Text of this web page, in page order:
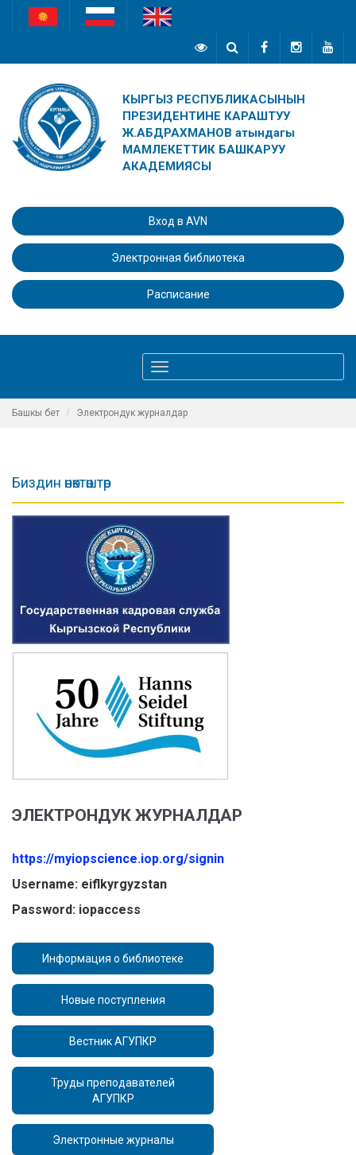
КЫРГЫЗ РЕСПУБЛИКАСЫНЫН
ПРЕЗИДЕНТИНЕ КАРАШТУУ
Ж.АБДРАХМАНОВ атындагы
МАМЛЕКЕТТИК БАШКАРУУ
АКАДЕМИЯСЫ
Вход в AVN
Электронная библиотека
Расписание
navigation
Башкы бет Электрондук журналдар
Биздин өнөктөштөр
ЭЛЕКТРОНДУК ЖУРНАЛДАР
https://myiopscience.iop.org/signin
Username: eiflkyrgyzstan
Password: iopaccess
Информация о библиотеке
Новые поступления
Вестник АГУПКР
Труды преподавателей
АГУПКР
Электронные журналы